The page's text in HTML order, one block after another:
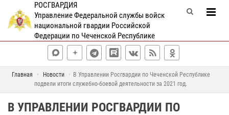
РОСГВАРДИЯ
Управление Федеральной службы войск
национальной гвардии Российской
Федерации по Чеченской Республике
Главная Новости
В Управлении Росгвардии по Чеченской Республике
подвели итоги служебно-боевой деятельности за 2021 год.
В УПРАВЛЕНИИ РОСГВАРДИИ ПО